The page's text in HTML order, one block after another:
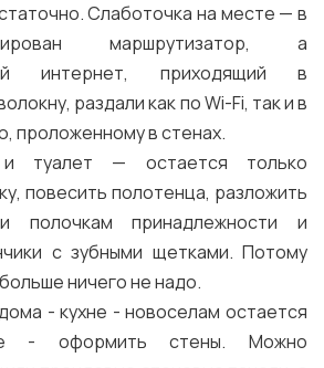
Слаботочка на месте — в
маршрутизатор, а
интернет, приходящий в
раздали как по Wi-Fi, так и в
проложенному в стенах.
туалет — остается только
повесить полотенца, разложить
полочкам принадлежности и
с зубными щетками. Потому
ничего не надо.
- кухне - новоселам остается
- оформить стены. Можно